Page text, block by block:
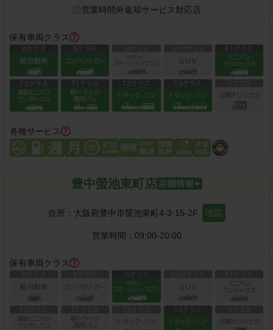
営業時間外返却サービス対応店
保有車両クラス
各種サービス
豊中螢池東町店
住所： 大阪府豊中市螢池東町4-3-15-2F 地図
営業時間： 09:00-20:00
保有車両クラス